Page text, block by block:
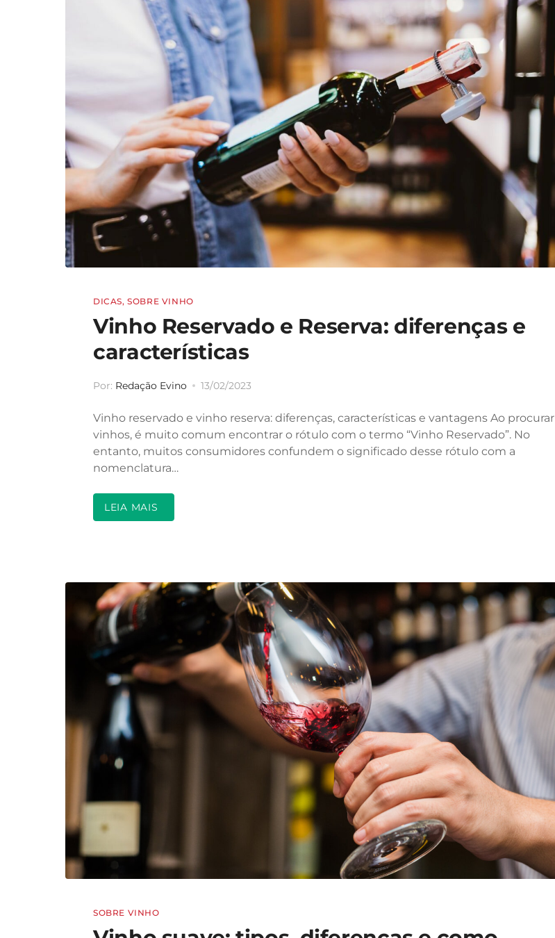
DICAS,SOBRE VINHO
Vinho Reservado e Reserva: diferenças e
características
Por: Redação Evino 13/02/2023
Vinho reservado e vinho reserva: diferenças, características e vantagens Ao procurar
vinhos, é muito comum encontrar o rótulo com o termo “Vinho Reservado”. No
entanto, muitos consumidores confundem o significado desse rótulo com a
nomenclatura…
LEIA MAIS
SOBRE VINHO